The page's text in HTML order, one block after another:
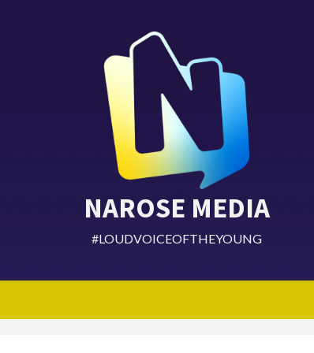
NAROSE MEDIA
#LOUDVOICEOFTHEYOUNG